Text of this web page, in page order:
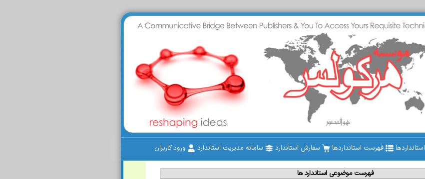
استانداردها فهرست استانداردها سفارش استاندارد سامانه مدیریت استاندارد ورود کاربران
فهرست موضوعی استاندارد ها